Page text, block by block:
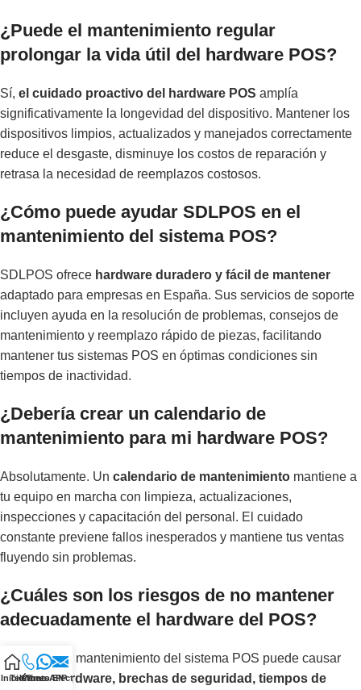
¿Puede el mantenimiento regular
prolongar la vida útil del hardware POS?
Sí, el cuidado proactivo del hardware POS amplía
significativamente la longevidad del dispositivo. Mantener los
dispositivos limpios, actualizados y manejados correctamente
reduce el desgaste, disminuye los costos de reparación y
retrasa la necesidad de reemplazos costosos.
¿Cómo puede ayudar SDLPOS en el
mantenimiento del sistema POS?
SDLPOS ofrece hardware duradero y fácil de mantener
adaptado para empresas en España. Sus servicios de soporte
incluyen ayuda en la resolución de problemas, consejos de
mantenimiento y reemplazo rápido de piezas, facilitando
mantener tus sistemas POS en óptimas condiciones sin
tiempos de inactividad.
¿Debería crear un calendario de
mantenimiento para mi hardware POS?
Absolutamente. Un calendario de mantenimiento mantiene a
tu equipo en marcha con limpieza, actualizaciones,
inspecciones y capacitación del personal. El cuidado
constante previene fallos inesperados y mantiene tus ventas
fluyendo sin problemas.
¿Cuáles son los riesgos de no mantener
adecuadamente el hardware del POS?
Descuidar el mantenimiento del sistema POS puede causar
fallos de hardware, brechas de seguridad, tiempos de
Inicio
Teléfono
WhatsAPP
Correo Electrónico